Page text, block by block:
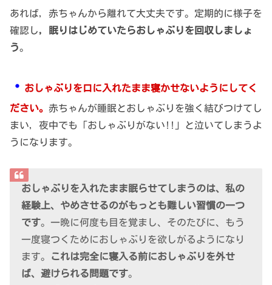
あれば，赤ちゃんから離れて大丈夫です。定期的に様子を
確認し，眠りはじめていたらおしゃぶりを回収しましょ
う。
・ おしゃぶりを口に入れたまま寝かせないようにしてく
ださい。 赤ちゃんが睡眠とおしゃぶりを強く結びつけてし
まい，夜中でも「おしゃぶりがない!!」と泣いてしまうよ
うになります。
おしゃぶりを入れたまま眠らせてしまうのは、私の
経験上、やめさせるのがもっとも難しい習慣の一つ
です。一晩に何度も目を覚まし、そのたびに、もう
一度寝つくためにおしゃぶりを欲しがるようになり
ます。
これは完全に寝入る前におしゃぶりを外せ
ば、避けられる問題です。